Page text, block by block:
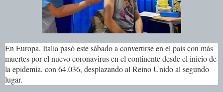
En Europa, Italia pasó este sábado a convertirse en el país con más
muertes por el nuevo coronavirus en el continente desde el inicio de
la epidemia, con 64.036, desplazando al Reino Unido al segundo
lugar.